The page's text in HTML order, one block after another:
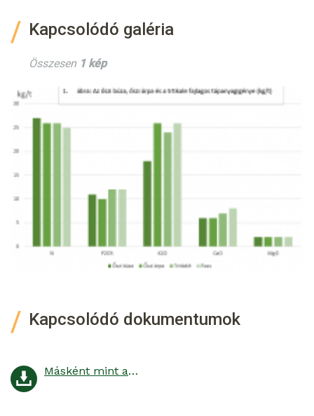
Kapcsolódó galéria
Összesen 1 kép
Kapcsolódó dokumentumok
Másként mint a búzát! Az őszi árpa, a tritikále és a rozs őszi alaptrágyázásáról